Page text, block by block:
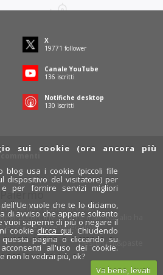
X
19771 follower
Canale YouTube
136 iscritti
Notifiche desktop
130 iscritti
dal loro punto di vista.
autori: inviaci un' e-mail. Rosalio ha
e una sezionevideoblog.
Designcut&paste
sui cookie (ora ancora più
blog usa i cookie (piccoli file
dispositivo del visitatore) per
e per fornire servizi migliori
vuole che te lo diciamo,
di avviso che appare soltanto
vuoi saperne di più o negare il
cookie clicca qui. Chiudendo
pagina o cliccando su
all'uso dei cookie.
non lo vedrai più, ok?
Va bene, levati